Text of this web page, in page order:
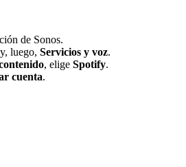
de Sonos.
y, luego, Servicios y voz.
, elige Spotify.
cuenta.